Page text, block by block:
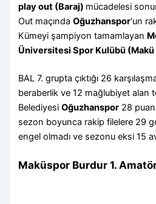
play out (Baraj) mücadelesi
Out maçındaOğuzhanspor‘un
Kümeyi şampiyon tamamlayan
Üniversitesi Spor Kulübü (Makü
BAL 7. grupta çıktığı 26
beraberlik ve 12 mağlubiyet alan
BelediyesiOğuzhanspor 28
sezon boyunca rakip filelere 29
engel olmadı ve sezonu eksi 15
Maküspor Burdur 1.